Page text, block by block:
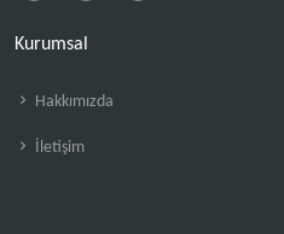
Kurumsal
Hakkımızda
İletişim